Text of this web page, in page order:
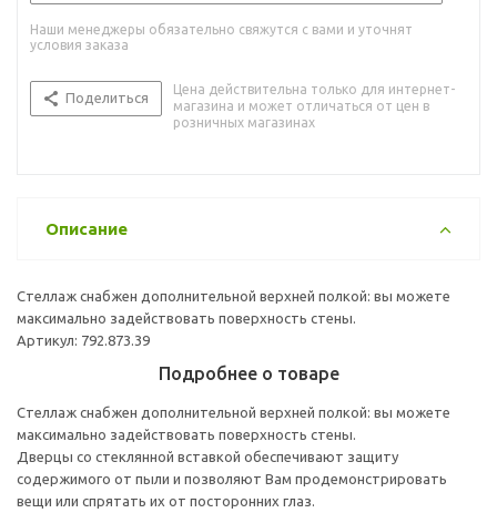
Наши менеджеры обязательно свяжутся с вами и уточнят
условия заказа
Поделиться
Цена действительна только для интернет-
магазина и может отличаться от цен в
розничных магазинах
Описание
Стеллаж снабжен дополнительной верхней полкой: вы можете
максимально задействовать поверхность стены.
Артикул: 792.873.39
Подробнее о товаре
Стеллаж снабжен дополнительной верхней полкой: вы можете
максимально задействовать поверхность стены.
Дверцы со стеклянной вставкой обеспечивают защиту
содержимого от пыли и позволяют Вам продемонстрировать
вещи или спрятать их от посторонних глаз.